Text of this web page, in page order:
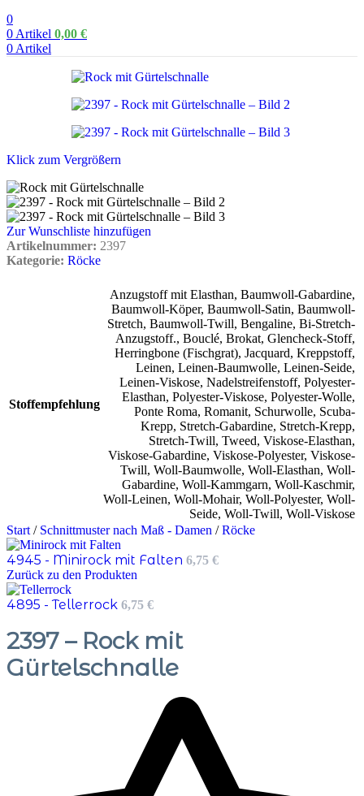
0
0 Artikel 0,00 €
0 Artikel
Klick zum Vergrößern
Zur Wunschliste hinzufügen
Artikelnummer: 2397
Kategorie: Röcke
Stoffempfehlung
Anzugstoff mit Elasthan, Baumwoll-Gabardine,
Baumwoll-Köper, Baumwoll-Satin, Baumwoll-
Stretch, Baumwoll-Twill, Bengaline, Bi-Stretch-
Anzugstoff., Bouclé, Brokat, Glencheck-Stoff,
Herringbone (Fischgrat), Jacquard, Kreppstoff,
Leinen, Leinen-Baumwolle, Leinen-Seide,
Leinen-Viskose, Nadelstreifenstoff, Polyester-
Elasthan, Polyester-Viskose, Polyester-Wolle,
Ponte Roma, Romanit, Schurwolle, Scuba-
Krepp, Stretch-Gabardine, Stretch-Krepp,
Stretch-Twill, Tweed, Viskose-Elasthan,
Viskose-Gabardine, Viskose-Polyester, Viskose-
Twill, Woll-Baumwolle, Woll-Elasthan, Woll-
Gabardine, Woll-Kammgarn, Woll-Kaschmir,
Woll-Leinen, Woll-Mohair, Woll-Polyester, Woll-
Seide, Woll-Twill, Woll-Viskose
Start/ Schnittmuster nach Maß - Damen / Röcke
4945 - Minirock mit Falten 6,75 €
Zurück zu den Produkten
4895 - Tellerrock 6,75 €
2397 – Rock mit
Gürtelschnalle